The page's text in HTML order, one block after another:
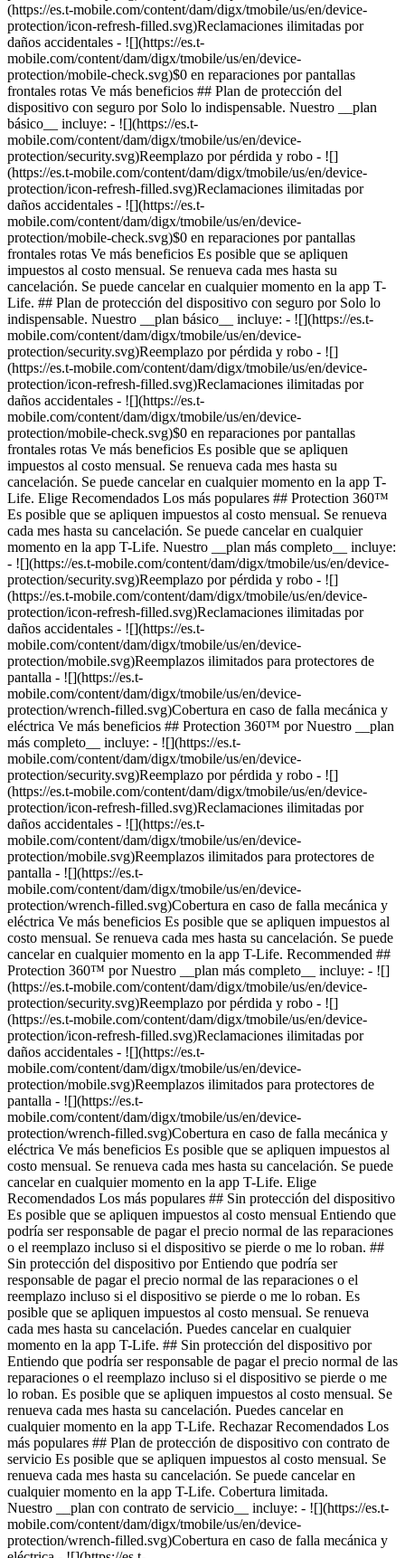
](https://es.t-mobile.com/content/dam/digx/tmobile/us/en/device-protection/wrench-filled.svg)Cobertura en caso de falla mecánica y eléctrica Ve más beneficios Es posible que se apliquen impuestos al costo mensual. Se renueva cada mes hasta su cancelación. Se puede cancelar en cualquier momento en la app T-Life. Elige Recomendados Los más populares ## Sin protección del dispositivo Es posible que se apliquen impuestos al costo mensual Entiendo que podría ser responsable de pagar el precio normal de las reparaciones o el reemplazo incluso si el dispositivo se pierde o me lo roban. ## Sin protección del dispositivo por Entiendo que podría ser responsable de pagar el precio normal de las reparaciones o el reemplazo incluso si el dispositivo se pierde o me lo roban. Es posible que se apliquen impuestos al costo mensual. Se renueva cada mes hasta su cancelación. Puedes cancelar en cualquier momento en la app T-Life. ## Sin protección del dispositivo por Entiendo que podría ser responsable de pagar el precio normal de las reparaciones o el reemplazo incluso si el dispositivo se pierde o me lo roban. Es posible que se apliquen impuestos al costo mensual. Se renueva cada mes hasta su cancelación. Puedes cancelar en cualquier momento en la app T-Life. Rechazar Recomendados Los más populares ## Plan de protección de dispositivo con contrato de servicio Es posible que se apliquen impuestos al costo mensual. Se renueva cada mes hasta su cancelación. Se puede cancelar en cualquier momento en la app T-Life. Cobertura limitada. Nuestro __plan con contrato de servicio__ incluye: - ![](https://es.t-mobile.com/content/dam/digx/tmobile/us/en/device-protection/wrench-filled.svg)Cobertura en caso de falla mecánica y eléctrica - ![](https://es.t-mobile.com/content/dam/digx/tmobile/us/en/device-protection/mobile.svg)Reemplazos ilimitados para protectores de pantalla Y también obtienes: - ![](https://es.t-mobile.com/content/dam/digx/tmobile/us/en/device-protection/checkmark.svg)McAfee® Security para T-Mobile con protección contra robo de identidad Ve más beneficios ## Plan de protección de dispositivo con contrato de servicio por Cobertura limitada. Nuestro __plan con contrato de servicio__ incluye: - ![](https://es.t-mobile.com/content/dam/digx/tmobile/us/en/device-protection/wrench-filled.svg)Cobertura en caso de falla mecánica y eléctrica - ![](https://es.t-mobile.com/content/dam/digx/tmobile/us/en/device-protection/mobile.svg)Reemplazos ilimitados para protectores de pantalla Y también obtienes: - ![](https://es.t-mobile.com/content/dam/digx/tmobile/us/en/device-protection/checkmark.svg)McAfee® Security para T-Mobile con protección contra robo de identidad Ve más beneficios Es posible que se apliquen impuestos al costo mensual. Se renueva cada mes hasta su cancelación. Se puede cancelar en cualquier momento en la app T-Life. ## Plan de protección de dispositivo con contrato de servicio por Cobertura limitada. Nuestro __plan con contrato de servicio__ incluye: - ![](https://es.t-mobile.com/content/dam/digx/tmobile/us/en/device-protection/wrench-filled.svg)Cobertura en caso de falla mecánica y eléctrica - ![](https://es.t-mobile.com/content/dam/digx/tmobile/us/en/device-protection/mobile.svg)Reemplazos ilimitados para protectores de pantalla Y también obtienes: - ![](https://es.t-mobile.com/content/dam/digx/tmobile/us/en/device-protection/checkmark.svg)McAfee® Security para T-Mobile con protección contra robo de identidad Ve más beneficios Es posible que se apliquen impuestos al costo mensual. Se renueva cada mes hasta su cancelación. Se puede cancelar en cualquier momento en la app T-Life. Elige Recomendados Los más populares ## Protection 360™️ Es posible que se apliquen impuestos al costo mensual. Se renueva cada mes hasta su cancelación. Se puede cancelar en cualquier momento en la app T-Life. Nuestro __plan más completo__ incluye: - ![](https://es.t-mobile.com/content/dam/digx/tmobile/us/en/device-protection/security.svg)Reemplazo por pérdida y robo - ![](https://es.t-mobile.com/content/dam/digx/tmobile/us/en/device-protection/icon-refresh-filled.svg)Reclamaciones ilimitadas por daños accidentales - ![](https://es.t-mobile.com/content/dam/digx/tmobile/us/en/device-protection/mobile-check.svg)$0 en reparaciones por pantallas frontales rotas - ![](https://es.t-mobile.com/content/dam/digx/tmobile/us/en/device-protection/mobile.svg)Reemplazos ilimitados para protectores de pantalla - ![](https://es.t-mobile.com/content/dam/digx/tmobile/us/en/device-protection/wrench-filled.svg)Cobertura en caso de falla mecánica y eléctrica Ve más beneficios ## Protection 360™️ por Nuestro __plan más completo__ incluye: - ![](https://es.t-mobile.com/content/dam/digx/tmobile/us/en/device-protection/security.svg)Reemplazo por pérdida y robo - ![](https://es.t-mobile.com/content/dam/digx/tmobile/us/en/device-protection/icon-refresh-filled.svg)Reclamaciones ilimitadas por daños accidentales - ![](https://es.t-mobile.com/content/dam/digx/tmobile/us/en/device-protection/mobile-check.svg)$0 en reparaciones por pantallas frontales rotas - ![](https://es.t-mobile.com/content/dam/digx/tmobile/us/en/device-protection/mobile.svg)Reemplazos ilimitados para protectores de pantalla - ![](https://es.t-mobile.com/content/dam/digx/tmobile/us/en/device-protection/wrench-filled.svg)Cobertura en caso de falla mecánica y eléctrica Ve más beneficios Es posible que se apliquen impuestos al costo mensual. Se renueva cada mes hasta su cancelación. Se puede cancelar en cualquier momento en la app T-Life. Most popular ## Protection 360™️ por Nuestro __plan más completo__ incluye: - ![](https://es.t-mobile.com/content/dam/digx/tmobile/us/en/device-protection/security.svg)Reemplazo por pérdida y robo - ![](https://es.t-mobile.com/content/dam/digx/tmobile/us/en/device-protection/icon-refresh-filled.svg)Reclamaciones ilimitadas por daños accidentales - ![](https://es.t-mobile.com/content/dam/digx/tmobile/us/en/device-protection/mobile-check.svg)$0 en reparaciones por pantallas frontales rotas - ![](https://es.t-mobile.com/content/dam/digx/tmobile/us/en/device-protection/mobile.svg)Reemplazos ilimitados para protectores de pantalla - ![](https://es.t-mobile.com/content/dam/digx/tmobile/us/en/device-protection/wrench-filled.svg)Cobertura en caso de falla mecánica y eléctrica Ve más beneficios Es posible que se apliquen impuestos al costo mensual. Se renueva cada mes hasta su cancelación. Se puede cancelar en cualquier momento en la app T-Life. Elige Recomendados Los más populares ## Protección básica para dispositivos Es posible que se apliquen impuestos al costo mensual. Se renueva cada mes hasta su cancelación. Se puede cancelar en cualquier momento en la app T-Life. Solo lo indispensable. Nuestro __plan básico__ incluye: - ![](https://es.t-mobile.com/content/dam/digx/tmobile/us/en/device-protection/security.svg)Reemplazo por pérdida, robo o daño accidental - ![](https://es.t-mobile.com/content/dam/digx/tmobile/us/en/device-protection/mobile-check.svg)Reparaciones de pantallas rotas - ![](https://es.t-mobile.com/content/dam/digx/tmobile/us/en/device-protection/wrench-filled.svg)Cobertura en caso de falla mecánica y eléctrica Ve más beneficios ## Protección básica para dispositivos por Solo lo indispensable. Nuestro __plan básico__ incluye: - ![](https://es.t-mobile.com/content/dam/digx/tmobile/us/en/device-protection/security.svg)Reemplazo por pérdida, robo o daño accidental - ![](https://es.t-mobile.com/content/dam/digx/tmobile/us/en/device-protection/mobile-check.svg)Reparaciones de pantallas rotas - ![](https://es.t-mobile.com/content/dam/digx/tmobile/us/en/device-protection/wrench-filled.svg)Cobertura en caso de falla mecánica y eléctrica Ve más beneficios Es posible que se apliquen impuestos al costo mensual. Se renueva cada mes hasta su cancelación. Se puede cancelar en cualquier momento en la app T-Life. ## Protección básica para dispositivos por Solo lo indispensable. Nuestro __plan básico__ incluye: - ![](https://es.t-mobile.com/content/dam/digx/tmobile/us/en/device-protection/security.svg)Reemplazo por pérdida, robo o daño accidental - ![](https://es.t-mobile.com/content/dam/digx/tmobile/us/en/device-protection/mobile-check.svg)Reparaciones de pantallas rotas - ![](https://es.t-mobile.com/content/dam/digx/tmobile/us/en/device-protection/wrench-filled.svg)Cobertura en caso de falla mecánica y eléctrica Ve más beneficios Es posible que se apliquen impuestos al costo mensual. Se renueva cada mes hasta su cancelación. Se puede cancelar en cualquier momento en la app T-Life. Elige Recomendados Los más populares ## Protection 360™️ Es posible que se apliquen impuestos al costo mensual. Se renueva cada mes hasta su cancelación. Se puede cancelar en cualquier momento en la app T-Life. Nuestro __plan más completo__ incluye: - ![](https://es.t-mobile.com/content/dam/digx/tmobile/us/en/device-protection/security.svg)Reemplazo por pérdida y robo - ![](https://es.t-mobile.com/content/dam/digx/tmobile/us/en/device-protection/icon-refresh-filled.svg)Reclamaciones ilimitadas por daños accidentales - ![](https://es.t-mobile.com/content/dam/digx/tmobile/us/en/device-protection/mobile-check.svg)$0 en reparaciones por pantallas frontales rotas - ![](https://es.t-mobile.com/content/dam/digx/tmobile/us/en/device-protection/mobile.svg)Reemplazos ilimitados para protectores de pantalla - ![](https://es.t-mobile.com/content/dam/digx/tmobile/us/en/device-protection/wrench-filled.svg)Cobertura en caso de falla mecánica y eléctrica Ve más beneficios ## Protection 360™️ por Nuestro __plan más completo__ incluye: - ![](https://es.t-mobile.com/content/dam/digx/tmobile/us/en/device-protection/security.svg)Reemplazo por pérdida y robo - ![](https://es.t-mobile.com/content/dam/digx/tmobile/us/en/device-protection/icon-refresh-filled.svg)Reclamaciones ilimitadas por daños accidentales - ![](https://es.t-mobile.com/content/d